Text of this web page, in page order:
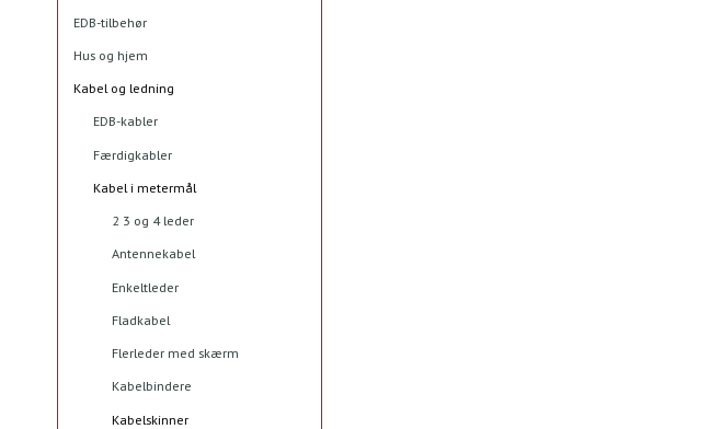
EDB-tilbehør
Hus og hjem
Kabel og ledning
EDB-kabler
Færdigkabler
Kabel i metermål
2 3 og 4 leder
Antennekabel
Enkeltleder
Fladkabel
Flerleder med skærm
Kabelbindere
Kabelskinner